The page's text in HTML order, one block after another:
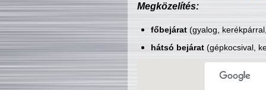
Megközelítés:
főbejárat(gyalog,
hátsó bejárat(gépkocsival,